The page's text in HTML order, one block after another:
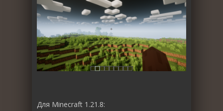
Для Minecraft 1.21.8: